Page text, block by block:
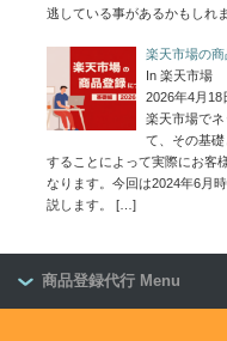
逃している事があるかもしれ
楽天市場の
In 楽天市場
2026年4月18
楽天市場で
て、その基
することによって実際にお客
なります。今回は2024年6月
説します。
[…]
商品登録代行 Menu